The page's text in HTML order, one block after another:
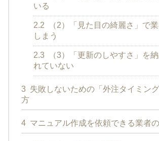
いる
2.2
（2）「見た目の綺麗さ」で
しまう
2.3
（3）「更新のしやすさ」を
れていない
3 失敗しないための「外注タイミン
方
4 マニュアル作成を依頼できる業者